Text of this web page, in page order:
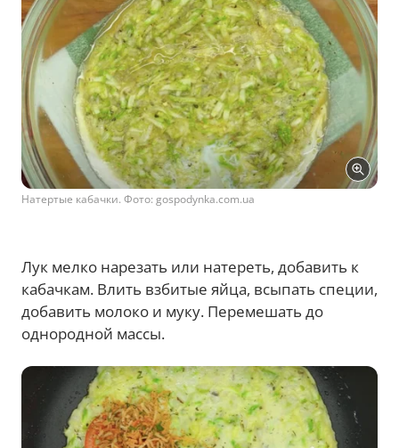
Натертые кабачки. Фото: gospodynka.com.ua
Лук мелко нарезать или натереть, добавить к
кабачкам. Влить взбитые яйца, всыпать специи,
добавить молоко и муку. Перемешать до
однородной массы.